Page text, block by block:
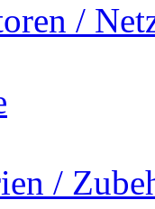
/
/